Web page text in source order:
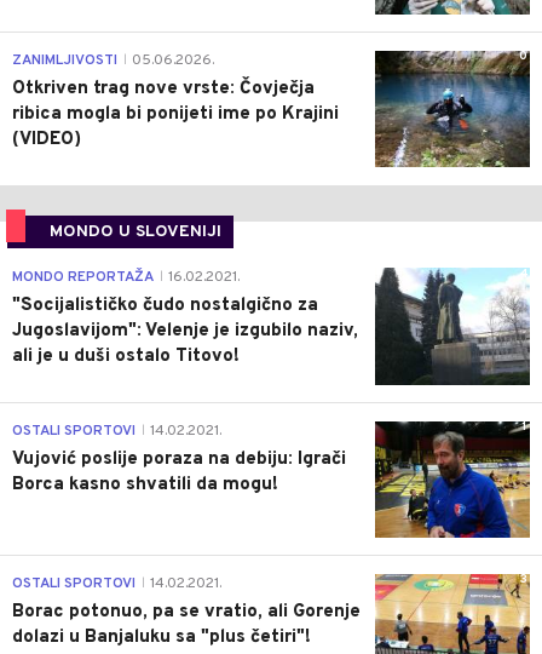
0
ZANIMLJIVOSTI 05.06.2026.
Otkriven trag nove vrste: Čovječja
ribica mogla bi ponijeti ime po Krajini
(VIDEO)
MONDO U SLOVENIJI
4
MONDO REPORTAŽA 16.02.2021.
"Socijalističko čudo nostalgično za
Jugoslavijom": Velenje je izgubilo naziv,
ali je u duši ostalo Titovo!
1
OSTALI SPORTOVI 14.02.2021.
Vujović poslije poraza na debiju: Igrači
Borca kasno shvatili da mogu!
3
OSTALI SPORTOVI 14.02.2021.
Borac potonuo, pa se vratio, ali Gorenje
dolazi u Banjaluku sa "plus četiri"!